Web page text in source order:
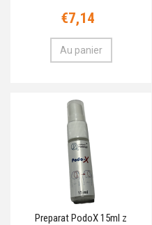
€7,14
Au panier
Preparat PodoX 15ml z